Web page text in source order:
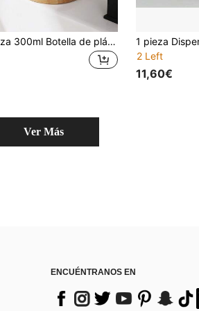
2/1 pieza 300ml Botella de plástico minimalista para jabón líquido con cabezal de bomba de madera y dispensador de gel de ducha de tipo presión hacia abajo con patrón vertical, adecuado para baños, cocinas, apartamentos, casas de huéspedes y hoteles modernos
2 Left
11,60€
Ver Más
ENCUÉNTRANOS EN